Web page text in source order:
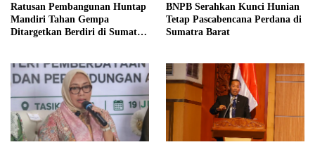
Ratusan Pembangunan Huntap
Mandiri Tahan Gempa
Ditargetkan Berdiri di Sumatra
BNPB Serahkan Kunci Hunian
Tetap Pascabencana Perdana di
Sumatra Barat